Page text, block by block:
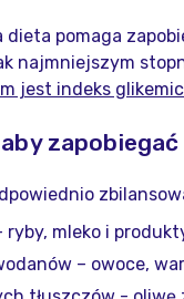
dieta pomaga
najmniejszym
jest indeks
ryby, mleko i
– owoce,